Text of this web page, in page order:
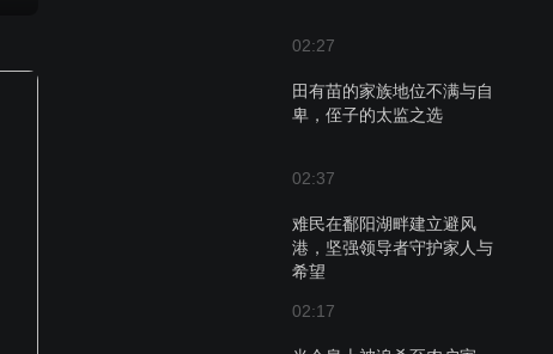
02:27
田有苗的家族地位不满与自
卑，侄子的太监之选
02:37
难民在鄱阳湖畔建立避风
港，坚强领导者守护家人与
希望
02:17